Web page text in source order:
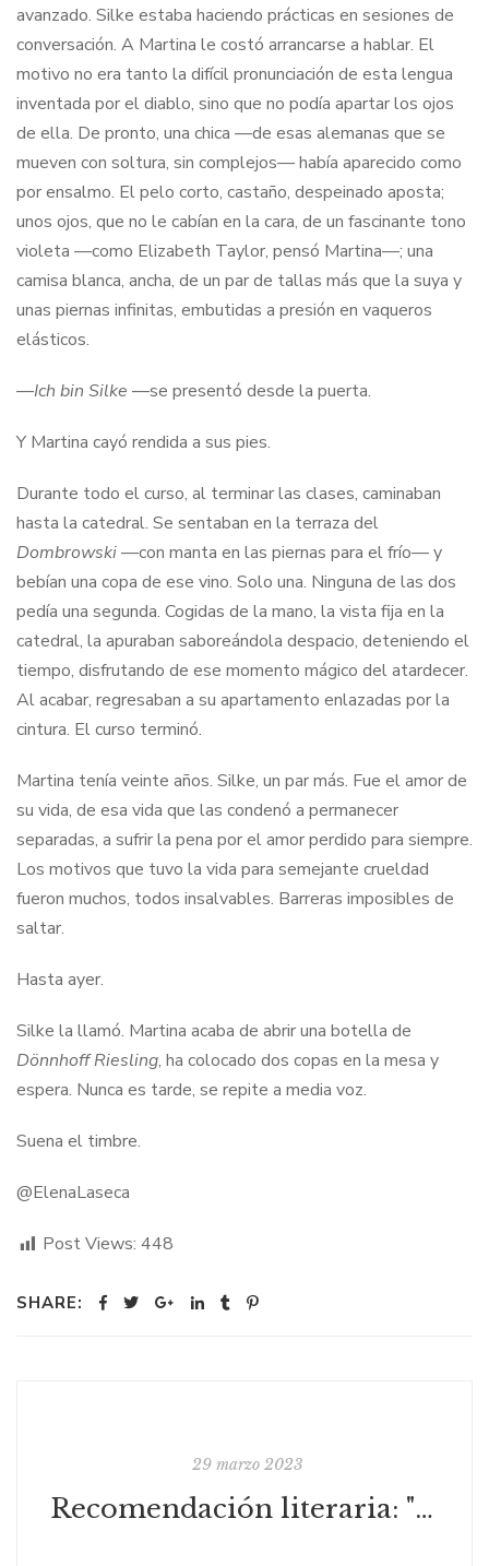
avanzado. Silke estaba haciendo prácticas en sesiones de
conversación. A Martina le costó arrancarse a hablar. El
motivo no era tanto la difícil pronunciación de esta lengua
inventada por el diablo, sino que no podía apartar los ojos
de ella. De pronto, una chica —de esas alemanas que se
mueven con soltura, sin complejos— había aparecido como
por ensalmo. El pelo corto, castaño, despeinado aposta;
unos ojos, que no le cabían en la cara, de un fascinante tono
violeta —como Elizabeth Taylor, pensó Martina—; una
camisa blanca, ancha, de un par de tallas más que la suya y
unas piernas infinitas, embutidas a presión en vaqueros
elásticos.
—Ich bin Silke —se presentó desde la puerta.
Y Martina cayó rendida a sus pies.
Durante todo el curso, al terminar las clases, caminaban
hasta la catedral. Se sentaban en la terraza del
Dombrowski—con manta en las piernas para el frío— y
bebían una copa de ese vino. Solo una. Ninguna de las dos
pedía una segunda. Cogidas de la mano, la vista fija en la
catedral, la apuraban saboreándola despacio, deteniendo el
tiempo, disfrutando de ese momento mágico del atardecer.
Al acabar, regresaban a su apartamento enlazadas por la
cintura. El curso terminó.
Martina tenía veinte años. Silke, un par más. Fue el amor de
su vida, de esa vida que las condenó a permanecer
separadas, a sufrir la pena por el amor perdido para siempre.
Los motivos que tuvo la vida para semejante crueldad
fueron muchos, todos insalvables. Barreras imposibles de
saltar.
Hasta ayer.
Silke la llamó. Martina acaba de abrir una botella de
Dönnhoff Riesling, ha colocado dos copas en la mesa y
espera. Nunca es tarde, se repite a media voz.
Suena el timbre.
@ElenaLaseca
Post Views: 448
SHARE:
29 marzo 2023
Recomendación literaria: "Las herederas" de Aixa de la Cruz